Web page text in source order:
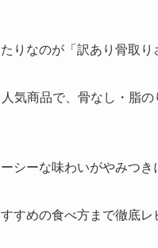
りなのが「訳あり骨取り
気商品で、骨なし・脂
シーな味わいがやみつき
すめの食べ方まで徹底レ